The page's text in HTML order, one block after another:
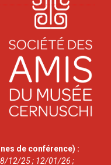
de conférence) :
12/25 ; 12/01/26 ;